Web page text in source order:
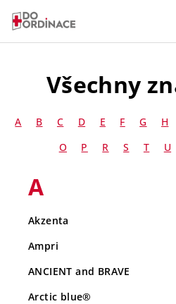
obsah
Všechny
A B C D E F G H
O
P R S T U
A
Akzenta
Ampri
ANCIENT and BRAVE
Arctic blue®